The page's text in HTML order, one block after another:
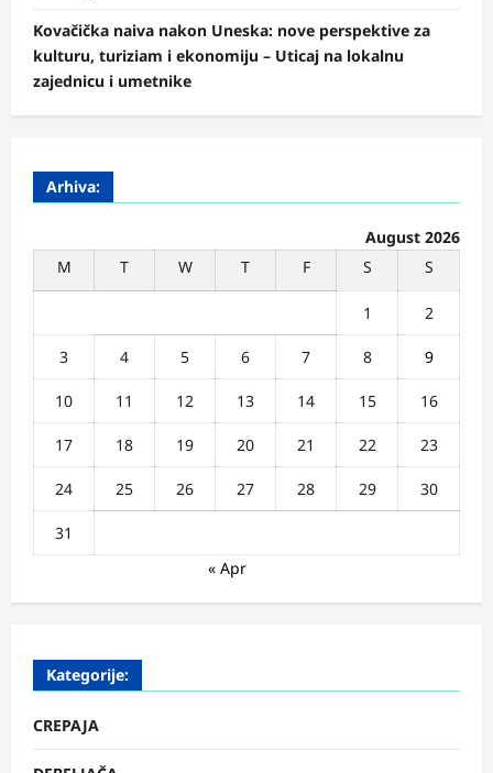
Kovačička naiva nakon Uneska: nove perspektive za
kulturu, turiziam i ekonomiju – Uticaj na lokalnu
zajednicu i umetnike
Arhiva:
August 2026
M
T W T F S S
1 2
3 4 5 6 7 8 9
10 11 12 13 14 15 16
17 18 19 20 21 22 23
24 25 26 27 28 29 30
31
« Apr
Kategorije:
CREPAJA